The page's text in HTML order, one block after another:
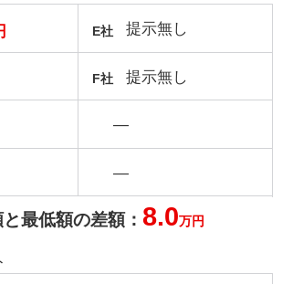
E社 提示無し
F社 提示無し
―
―
最低額の差額： 8.0万円